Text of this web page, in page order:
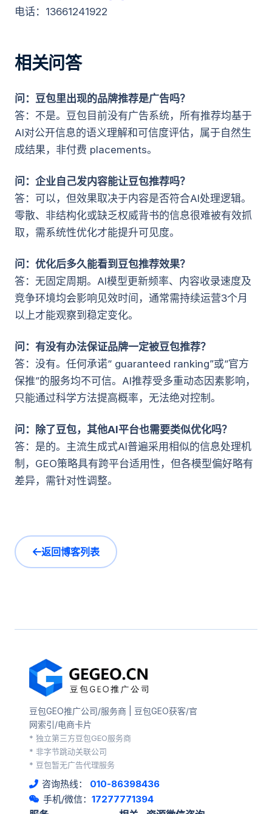
电话：13661241922
相关问答
问：豆包里出现的品牌推荐是广告吗？
答：不是。豆包目前没有广告系统，所有推荐均基于
AI对公开信息的语义理解和可信度评估，属于自然生
成结果，非付费 placements。
问：企业自己发内容能让豆包推荐吗？
答：可以，但效果取决于内容是否符合AI处理逻辑。
零散、非结构化或缺乏权威背书的信息很难被有效抓
取，需系统性优化才能提升可见度。
问：优化后多久能看到豆包推荐效果？
答：无固定周期。AI模型更新频率、内容收录速度及
竞争环境均会影响见效时间，通常需持续运营3个月
以上才能观察到稳定变化。
问：有没有办法保证品牌一定被豆包推荐？
答：没有。任何承诺“ guaranteed ranking”或“官方
保推”的服务均不可信。AI推荐受多重动态因素影响，
只能通过科学方法提高概率，无法绝对控制。
问：除了豆包，其他AI平台也需要类似优化吗？
答：是的。主流生成式AI普遍采用相似的信息处理机
制，GEO策略具有跨平台适用性，但各模型偏好略有
差异，需针对性调整。
返回博客列表
豆包GEO推广公司/服务商 | 豆包GEO获客/官
网索引/电商卡片
* 独立第三方豆包GEO服务商
* 非字节跳动关联公司
* 豆包暂无广告代理服务
咨询热线： 010-86398436
手机/微信： 17277771394